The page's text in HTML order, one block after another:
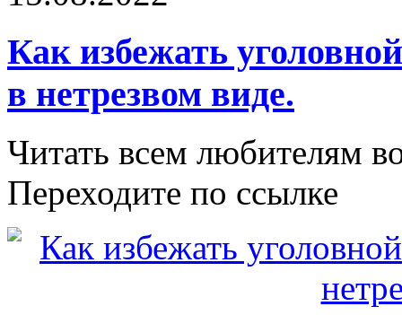
Как избежать
в нетрезвом виде.
Читать всем любителям
Переходите по ссылке